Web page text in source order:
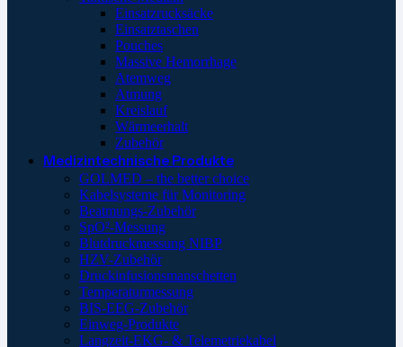
Einsatzrucksäcke
Einsatztaschen
Pouches
Massive Hemorrhage
Atemweg
Atmung
Kreislauf
Wärmeerhalt
Zubehör
Medizintechnische Produkte
GOLMED – the better choice
Kabelsysteme für Monitoring
Beatmungs-Zubehör
SpO²-Messung
Blutdruckmessung NIBP
HZV-Zubehör
Druckinfusionsmanschetten
Temperaturmessung
BIS-EEG-Zubehör
Einweg-Produkte
Langzeit-EKG- & Telemetriekabel